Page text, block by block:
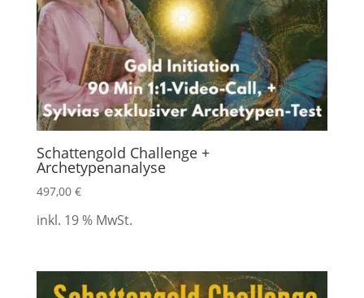
Schattengold Challenge +
Archetypenanalyse
497,00 €
inkl. 19 % MwSt.